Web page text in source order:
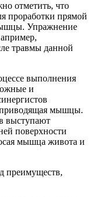
отметить, что
проработки прямой
Упражнение
травмы данной
выполнения
и
приводящая мышцы.
выступают
поверхности
мышца живота и
преимуществ,